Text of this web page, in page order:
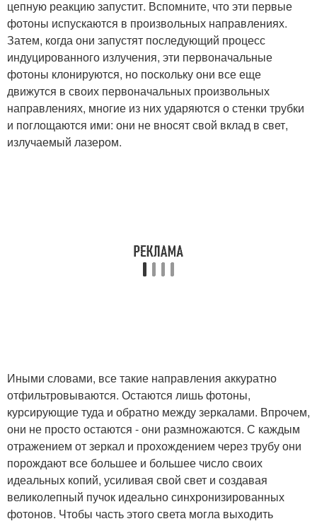
цепную реакцию запустит. Вспомните, что эти первые
фотоны испускаются в произвольных направлениях.
Затем, когда они запустят последующий процесс
индуцированного излучения, эти первоначальные
фотоны клонируются, но поскольку они все еще
движутся в своих первоначальных произвольных
направлениях, многие из них ударяются о стенки трубки
и поглощаются ими: они не вносят свой вклад в свет,
излучаемый лазером.
Иными словами, все такие направления аккуратно
отфильтровываются. Остаются лишь фотоны,
курсирующие туда и обратно между зеркалами. Впрочем,
они не просто остаются - они размножаются. С каждым
отражением от зеркал и прохождением через трубу они
порождают все большее и большее число своих
идеальных копий, усиливая свой свет и создавая
великолепный пучок идеально синхронизированных
фотонов. Чтобы часть этого света могла выходить